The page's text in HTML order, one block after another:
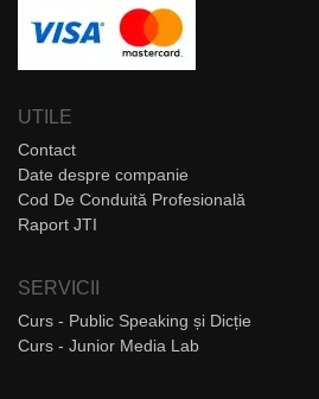
UTILE
Contact
Date despre companie
Cod De Conduită Profesională
Raport JTI
SERVICII
Curs - Public Speaking și Dicție
Curs - Junior Media Lab